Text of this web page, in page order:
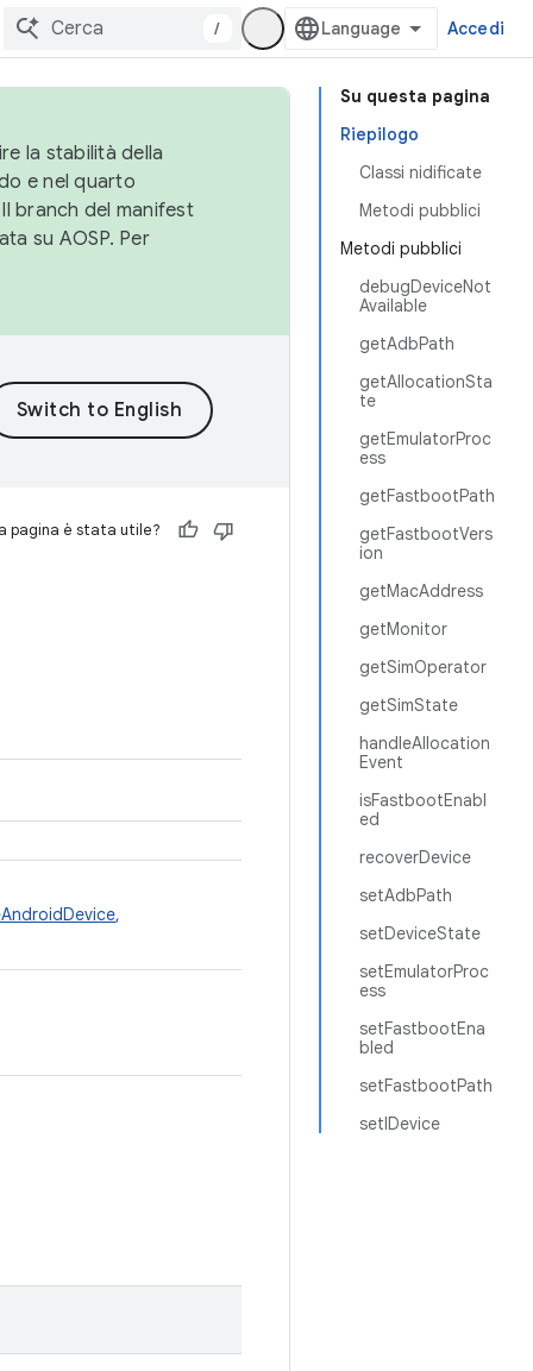
/ Accedi
Su questa pagina
Riepilogo
Classi nidificate
Metodi pubblici
Metodi pubblici
debugDeviceNot
Available
getAdbPath
getAllocationSta
te
getEmulatorProc
ess
getFastbootPath
getFastbootVers
ion
getMacAddress
getMonitor
getSimOperator
getSimState
handleAllocation
Event
isFastbootEnabl
ed
recoverDevice
setAdbPath
setDeviceState
setEmulatorProc
ess
setFastbootEna
bled
setFastbootPath
setIDevice
la stabilità della
e nel quarto
branch del manifest
su AOSP. Per
pagina è stata utile?
,